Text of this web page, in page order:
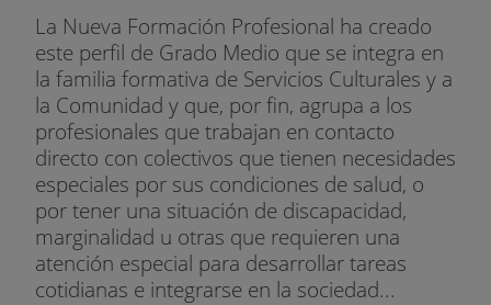
La Nueva Formación Profesional ha creado
este perfil de Grado Medio que se integra en
la familia formativa de Servicios Culturales y a
la Comunidad y que, por fin, agrupa a los
profesionales que trabajan en contacto
directo con colectivos que tienen necesidades
especiales por sus condiciones de salud, o
por tener una situación de discapacidad,
marginalidad u otras que requieren una
atención especial para desarrollar tareas
cotidianas e integrarse en la sociedad...